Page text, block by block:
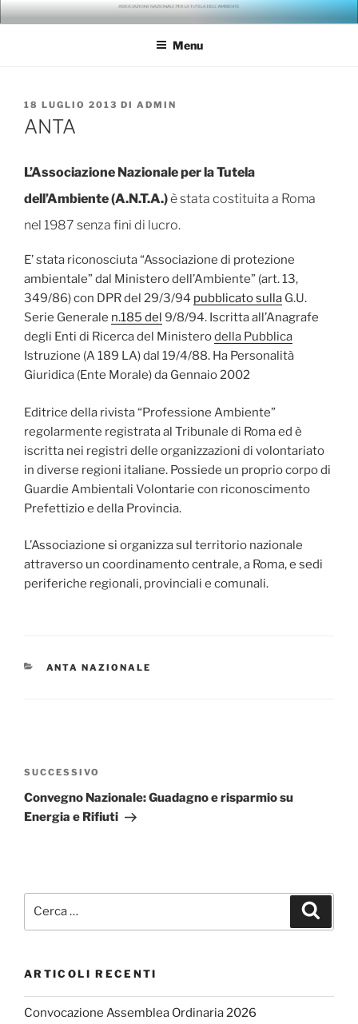
Salta
al
ANTA – ASSOCIAZIONE
NAZIONALE PER LA TUTELA
Menu
PUBBLICATO
IL
18 LUGLIO 2013 DI ADMIN
ANTA
L’Associazione Nazionale per la Tutela
dell’Ambiente (A.N.T.A.)è stata costituita a Roma
nel 1987 senza fini di lucro.
E’ stata riconosciuta “Associazione di protezione
ambientale” dal Ministero dell’Ambiente” (art. 13,
349/86) con DPR del 29/3/94 pubblicato sulla G.U.
Serie Generale n.185 del 9/8/94. Iscritta all’Anagrafe
degli Enti di Ricerca del Ministerodella Pubblica
Istruzione (A 189 LA) dal 19/4/88. Ha Personalità
Giuridica (Ente Morale) da Gennaio 2002
Editrice della rivista “Professione Ambiente”
regolarmente registrata al Tribunale di Roma ed è
iscritta nei registri delle organizzazioni di volontariato
in diverse regioni italiane. Possiede un proprio corpo di
Guardie Ambientali Volontarie con riconoscimento
Prefettizio e della Provincia.
L’Associazione si organizza sul territorio nazionale
attraverso un coordinamento centrale, a Roma, e sedi
periferiche regionali, provinciali e comunali.
CATEGORIE
ANTA NAZIONALE
articoli
Articolo
successivo
SUCCESSIVO
Convegno Nazionale: Guadagno e risparmio su
Energia e Rifiuti
ARTICOLI RECENTI
Convocazione Assemblea Ordinaria 2026